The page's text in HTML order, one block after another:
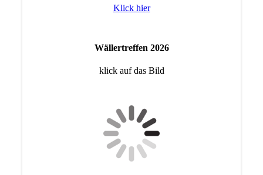
Klick hier
Wällertreffen 2026
klick auf das Bild